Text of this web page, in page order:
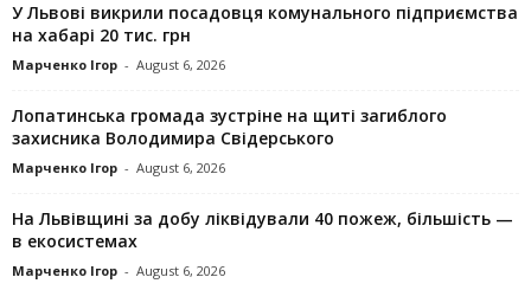
У Львові викрили посадовця комунального підприємства
на хабарі 20 тис. грн
Марченко Ігор - August 6, 2026
Лопатинська громада зустріне на щиті загиблого
захисника Володимира Свідерського
Марченко Ігор - August 6, 2026
На Львівщині за добу ліквідували 40 пожеж, більшість —
в екосистемах
Марченко Ігор - August 6, 2026